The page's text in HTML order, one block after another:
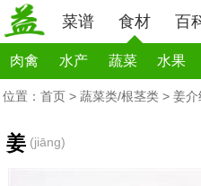
菜谱 食材 百
肉禽 水产 蔬菜 水果
位置： 首页 > 蔬菜类/根茎类 > 姜介
姜 (jiāng)